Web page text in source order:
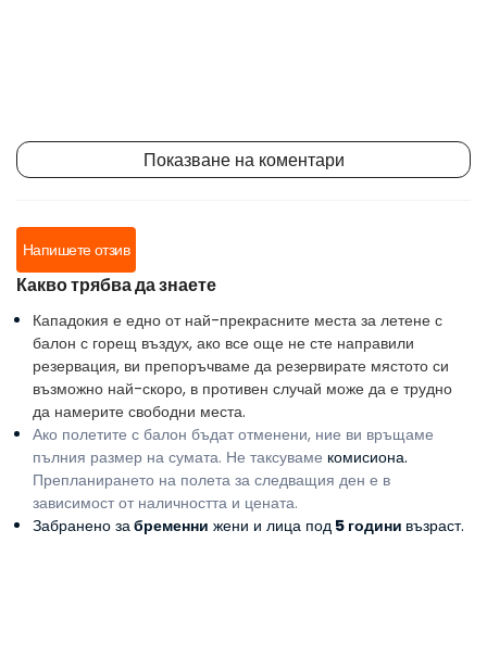
Показване на коментари
Напишете отзив
Какво трябва да знаете
Кападокия е едно от най-прекрасните места за летене с
балон с горещ въздух, ако все още не сте направили
резервация, ви препоръчваме да резервирате мястото си
възможно най-скоро, в противен случай може да е трудно
да намерите свободни места.
Ако полетите с балон бъдат отменени, ние ви връщаме
пълния размер на сумата. Не таксуваме комисиона.
Препланирането на полета за следващия ден е в
зависимост от наличността и цената.
Забранено забременни жени и лица под 5 години възраст.